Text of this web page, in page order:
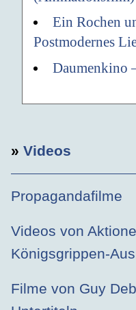
Ein Rochen
Postmodernes
Daumenkino
» Videos
Propagandafilme
Videos von
Königsgrippen-
Filme von Guy